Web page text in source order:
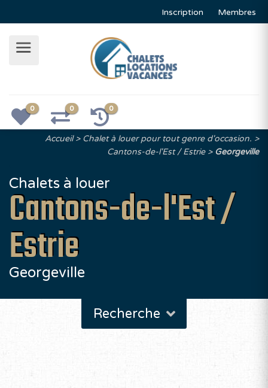
Inscription Membres
0 0 0
Accueil
Chalet à louer pour tout genre d'occasion.
Cantons-de-l'Est / Estrie
Georgeville
Chalets à louer
Cantons-de-l'Est /
Estrie
Georgeville
Recherche